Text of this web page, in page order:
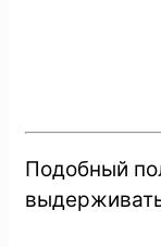
Подобный